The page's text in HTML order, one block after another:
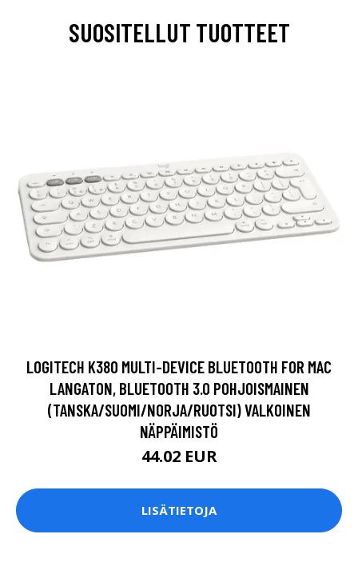
SUOSITELLUT TUOTTEET
LOGITECH K380 MULTI-DEVICE BLUETOOTH FOR MAC
LANGATON, BLUETOOTH 3.0 POHJOISMAINEN
(TANSKA/SUOMI/NORJA/RUOTSI) VALKOINEN
NÄPPÄIMISTÖ
44.02 EUR
LISÄTIETOJA